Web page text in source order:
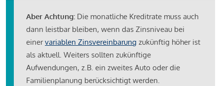
Aber Achtung: Die monatliche Kreditrate muss auch
dann leistbar bleiben, wenn das Zinsniveau bei
einervariablen Zinsvereinbarung zukünftig höher ist
als aktuell. Weiters sollten zukünftige
Aufwendungen, z.B. ein zweites Auto oder die
Familienplanung berücksichtigt werden.